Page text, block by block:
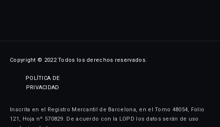
Copyright © 2022 Todos los derechos reservados.
POLÍTICA DE
PRIVACIDAD
Inscrita en el Registro Mercantil de Barcelona, en el Tomo 48054, Folio
121, Hoja nº 570829. De acuerdo con la LOPD los datos serán de uso